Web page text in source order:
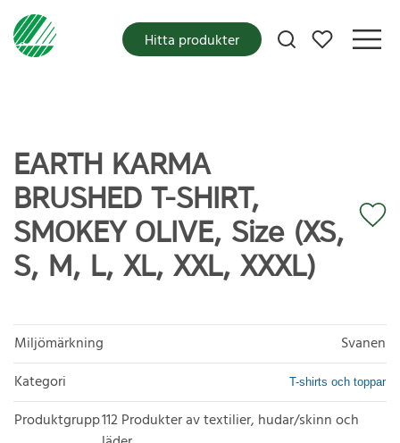
Mina favoriter
Hitta produkter
EARTH KARMA
BRUSHED T-SHIRT,
SMOKEY OLIVE, Size (XS,
S, M, L, XL, XXL, XXXL)
Miljömärkning
Svanen
Kategori
T-shirts och toppar
Produktgrupp112 Produkter av textilier, hudar/skinn och